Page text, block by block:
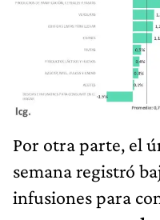
Por otra parte, el
semana registró
infusiones para